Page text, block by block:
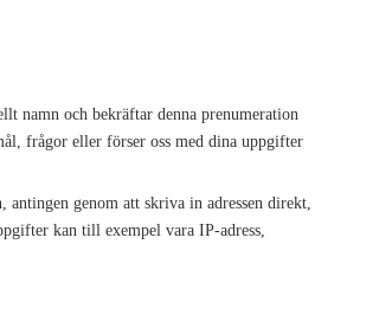
namn och bekräftar denna prenumeration
frågor eller förser oss med dina uppgifter
genom att skriva in adressen direkt,
kan till exempel vara IP-adress,